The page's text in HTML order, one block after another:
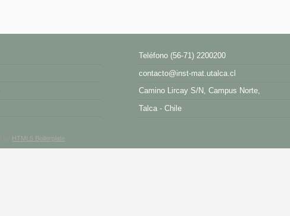
Teléfono (56-71) 2200200
contacto@inst-mat.utalca.cl
Camino Lircay S/N, Campus Norte,
Talca - Chile
HTML5 Boilerplate